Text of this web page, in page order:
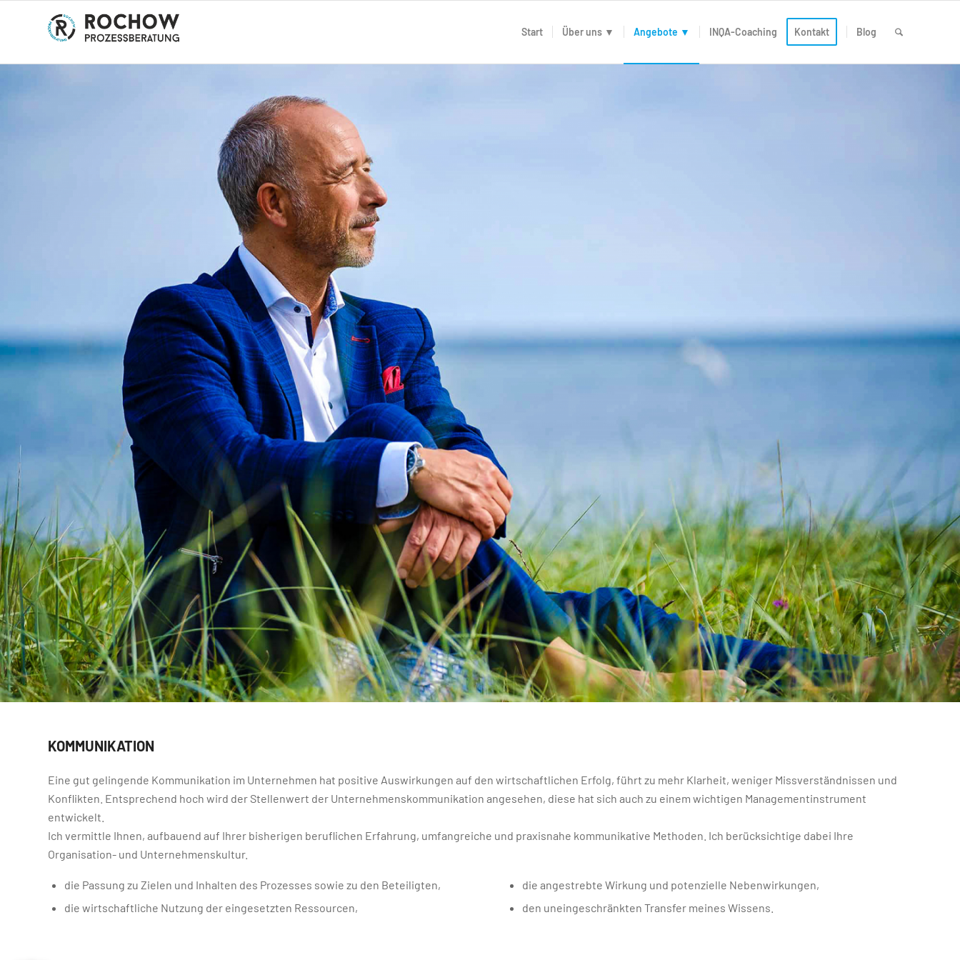
Start Über uns ▼ Angebote ▼ INQA-Coaching Kontakt Blog
KOMMUNIKATION
Eine gut gelingende Kommunikation im Unternehmen hat positive Auswirkungen auf den wirtschaftlichen Erfolg, führt zu mehr Klarheit, weniger Missverständnissen und
Konflikten. Entsprechend hoch wird der Stellenwert der Unternehmenskommunikation angesehen, diese hat sich auch zu einem wichtigen Managementinstrument
entwickelt.
Ich vermittle Ihnen, aufbauend auf Ihrer bisherigen beruflichen Erfahrung, umfangreiche und praxisnahe kommunikative Methoden. Ich berücksichtige dabei Ihre
Organisation- und Unternehmenskultur.
die Passung zu Zielen und Inhalten des Prozesses sowie zu den Beteiligten,
die wirtschaftliche Nutzung der eingesetzten Ressourcen,
die angestrebte Wirkung und potenzielle Nebenwirkungen,
den uneingeschränkten Transfer meines Wissens.